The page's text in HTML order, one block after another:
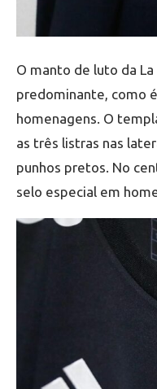
O manto de luto da
predominante, como
homenagens. O
as três listras nas
punhos pretos. No
selo especial em